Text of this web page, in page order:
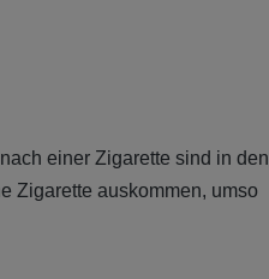
einer Zigarette sind in den
Zigarette auskommen, umso